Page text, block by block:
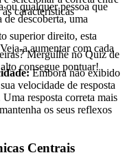
ou qualquer pessoa que
descoberta, uma
Mergulhe no Quiz de
consegue pontuar!
características
superior direito, esta
a aumentar com cada
Embora não exibido
velocidade de resposta
resposta correta mais
os seus reflexos
Centrais